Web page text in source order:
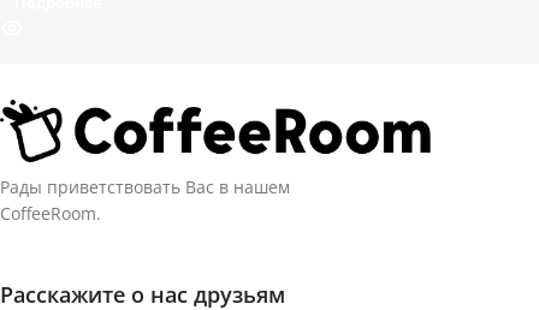
Рады приветствовать Вас в нашем
CoffeeRoom.
Расскажите о нас друзьям